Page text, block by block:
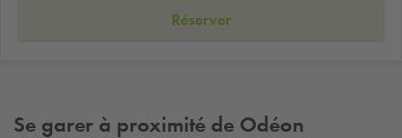
Réserver
Se garer à proximité de Odéon